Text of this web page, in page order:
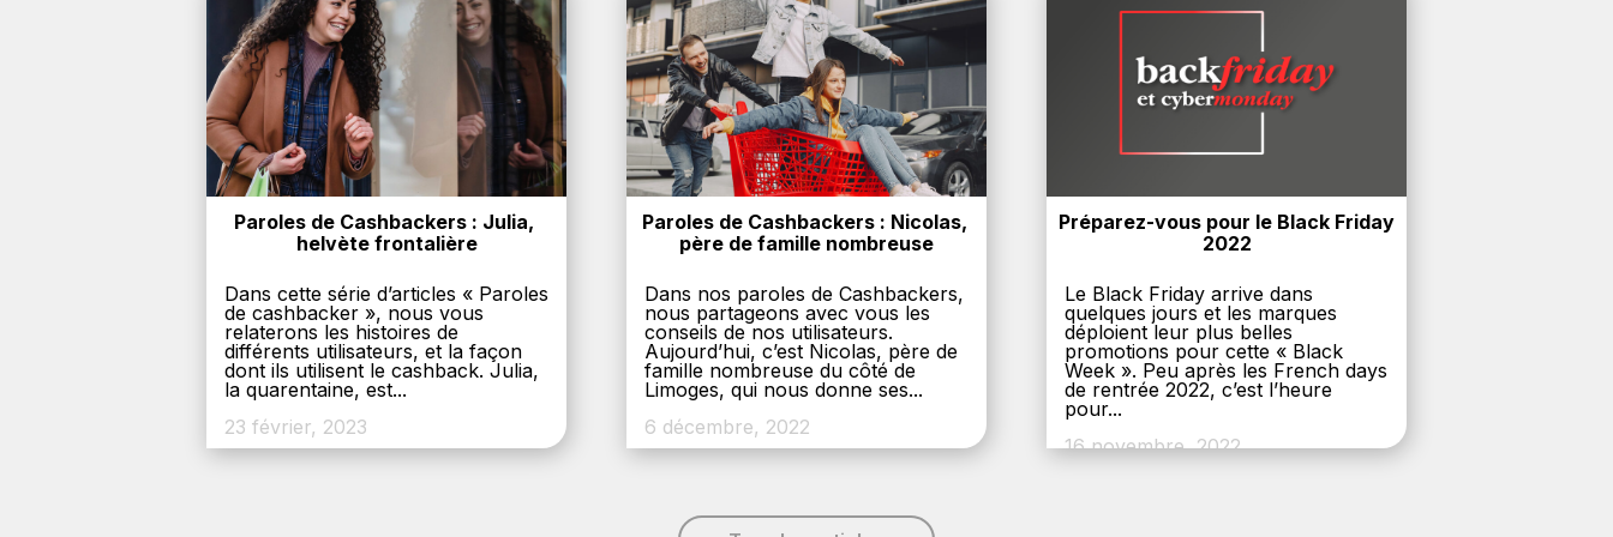
Paroles de Cashbackers : Julia,
helvète frontalière
Dans cette série d’articles « Paroles
de cashbacker », nous vous
relaterons les histoires de
différents utilisateurs, et la façon
dont ils utilisent le cashback. Julia,
la quarentaine, est...
23 février, 2023
Paroles de Cashbackers : Nicolas,
père de famille nombreuse
Dans nos paroles de Cashbackers,
nous partageons avec vous les
conseils de nos utilisateurs.
Aujourd’hui, c’est Nicolas, père de
famille nombreuse du côté de
Limoges, qui nous donne ses...
6 décembre, 2022
Préparez-vous pour le Black Friday
2022
Le Black Friday arrive dans
quelques jours et les marques
déploient leur plus belles
promotions pour cette « Black
Week ». Peu après les French days
de rentrée 2022, c’est l’heure
pour...
16 novembre, 2022